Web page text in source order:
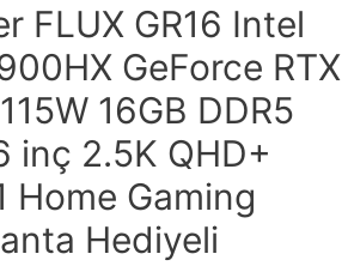
FLUX GR16 Intel
GeForce RTX
16GB DDR5
inç 2.5K QHD+
Home Gaming
Hediyeli